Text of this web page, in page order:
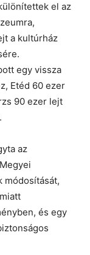
el az
a kultúrház
egy vissza
Etéd 60 ezer
90 ezer lejt
az
módosítását,
és egy